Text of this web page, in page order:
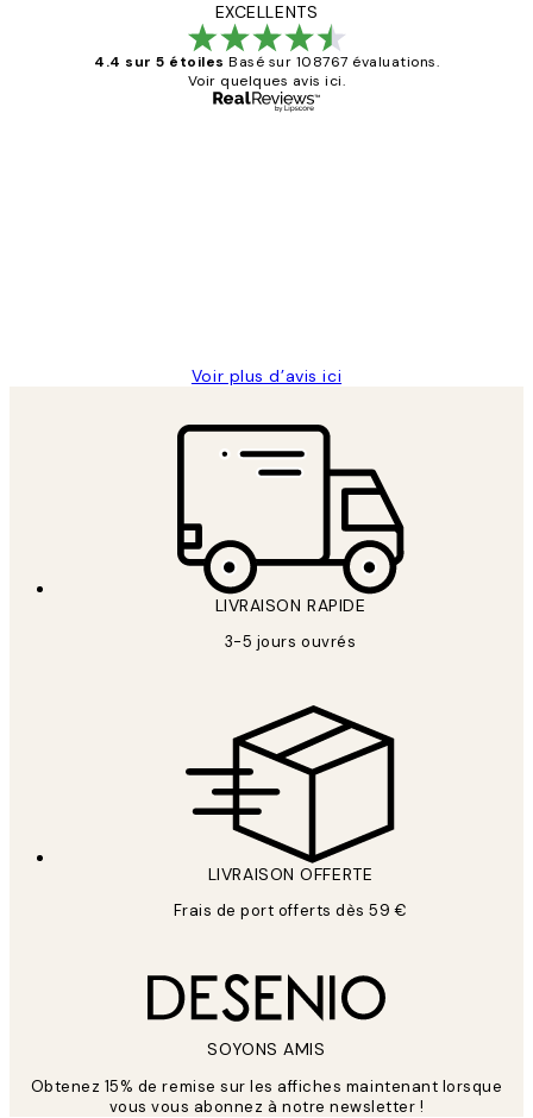
EXCELLENTS
4.4 sur 5 étoiles Basé sur 108767 évaluations.
Voir quelques avis ici.
Voir plus d’avis ici
LIVRAISON RAPIDE
3-5 jours ouvrés
LIVRAISON OFFERTE
Frais de port offerts dès 59 €
SOYONS AMIS
Obtenez 15% de remise sur les affiches maintenant lorsque
vous vous abonnez à notre newsletter !